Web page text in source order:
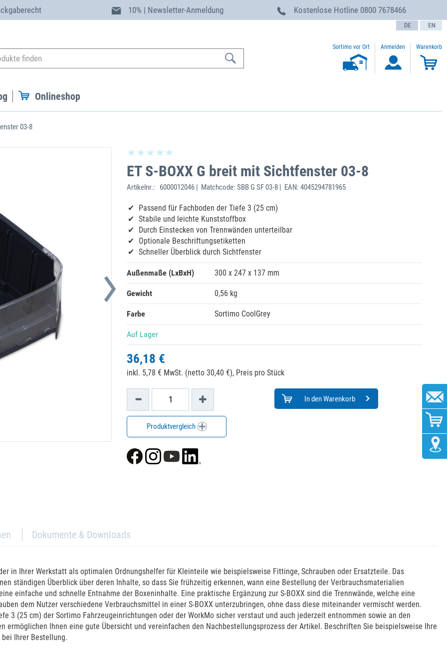
10% | Newsletter-Anmeldung Kostenlose Hotline 0800 7678466
text.language
Sortimo vor Ort Anmelden Warenkorb
Onlineshop
03-8
ET S-BOXX G breit mit Sichtfenster 03-8
Artikelnr.: 6000012046 | Matchcode: SBB G SF 03-8 | EAN: 4045294781965
Passend für Fachboden der Tiefe 3 (25 cm)
Stabile und leichte Kunststoffbox
Durch Einstecken von Trennwänden unterteilbar
Optionale Beschriftungsetiketten
Schneller Überblick durch Sichtfenster
Außenmaße (LxBxH) 300 x 247 x 137 mm
Gewicht 0,56 kg
Farbe Sortimo CoolGrey
Auf Lager
36,18 €
inkl. 5,78 € MwSt. (netto 30,40 €), Preis pro Stück
In den Warenkorb
Produktvergleich
Dokumente & Downloads
in Ihrer Werkstatt als optimalen Ordnungshelfer für Kleinteile wie beispielsweise Fittinge, Schrauben oder Ersatzteile. Das
ständigen Überblick über deren Inhalte, so dass Sie frühzeitig erkennen, wann eine Bestellung der Verbrauchsmaterialien
einfache und schnelle Entnahme der Boxeninhalte. Eine praktische Ergänzung zur S-BOXX sind die Trennwände, welche eine
dem Nutzer verschiedene Verbrauchsmittel in einer S-BOXX unterzubringen, ohne dass diese miteinander vermischt werden.
3 (25 cm) der Sortimo Fahrzeugeinrichtungen oder der WorkMo sicher verstaut und auch jederzeit entnommen sowie an den
Ihnen eine gute Übersicht und vereinfachen den Nachbestellungsprozess der Artikel. Beschriften Sie beispielsweise Ihre
Ihrer Bestellung.